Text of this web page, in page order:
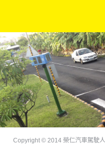
Copyright © 2014 榮仁汽車駕駛